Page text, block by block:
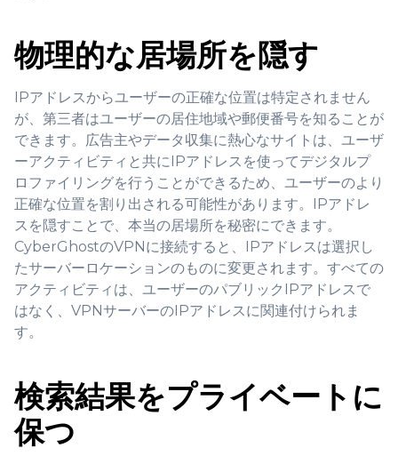
物理的な居場所を隠す
IPアドレスからユーザーの正確な位置は特定されません
が、第三者はユーザーの居住地域や郵便番号を知ることが
できます。広告主やデータ収集に熱心なサイトは、ユーザ
ーアクティビティと共にIPアドレスを使ってデジタルプ
ロファイリングを行うことができるため、ユーザーのより
正確な位置を割り出される可能性があります。IPアドレ
スを隠すことで、本当の居場所を秘密にできます。
CyberGhostのVPNに接続すると、IPアドレスは選択し
たサーバーロケーションのものに変更されます。すべての
アクティビティは、ユーザーのパブリックIPアドレスで
はなく、VPNサーバーのIPアドレスに関連付けられま
す。
検索結果をプライベートに
保つ